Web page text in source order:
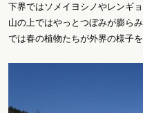
下界ではソメイヨシノやレンギ
山の上ではやっとつぼみが膨ら
では春の植物たちが外界の様子